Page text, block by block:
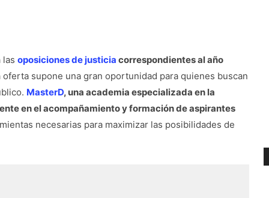
las oposiciones de justicia correspondientes al año
oferta supone una gran oportunidad para quienes buscan
MasterD, una academia especializada en la
en el acompañamiento y formación de aspirantes
necesarias para maximizar las posibilidades de